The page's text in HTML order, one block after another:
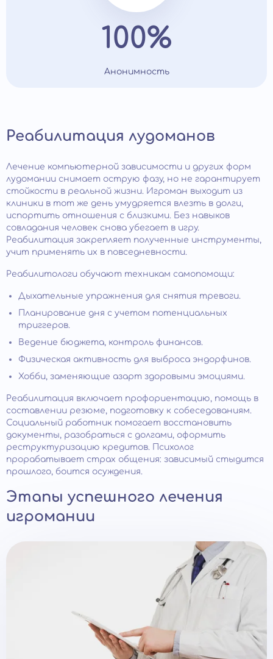
100%
Анонимность
Реабилитация лудоманов
Лечение компьютерной зависимости и других форм
лудомании снимает острую фазу, но не гарантирует
стойкости в реальной жизни. Игроман выходит из
клиники в тот же день умудряется влезть в долги,
испортить отношения с близкими. Без навыков
совладания человек снова убегает в игру.
Реабилитация закрепляет полученные инструменты,
учит применять их в повседневности.
Реабилитологи обучают техникам самопомощи:
Дыхательные упражнения для снятия тревоги.
Планирование дня с учетом потенциальных
триггеров.
Ведение бюджета, контроль финансов.
Физическая активность для выброса эндорфинов.
Хобби, заменяющие азарт здоровыми эмоциями.
Реабилитация включает профориентацию, помощь в
составлении резюме, подготовку к собеседованиям.
Социальный работник помогает восстановить
документы, разобраться с долгами, оформить
реструктуризацию кредитов. Психолог
прорабатывает страх общения: зависимый стыдится
прошлого, боится осуждения.
Этапы успешного лечения
игромании